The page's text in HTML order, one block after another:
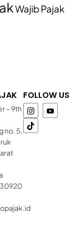
Wajib Pajak
– 9th
no. 5,
FOLLOW US